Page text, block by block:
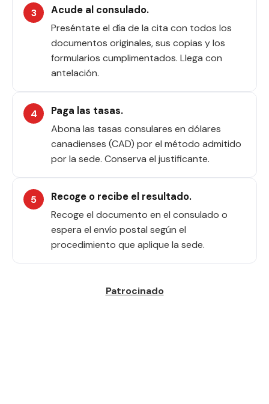
Acude al consulado.
Preséntate el día de la cita con todos los
documentos originales, sus copias y los
formularios cumplimentados. Llega con
antelación.
Paga las tasas.
Abona las tasas consulares en dólares
canadienses (CAD) por el método admitido
por la sede. Conserva el justificante.
Recoge o recibe el resultado.
Recoge el documento en el consulado o
espera el envío postal según el
procedimiento que aplique la sede.